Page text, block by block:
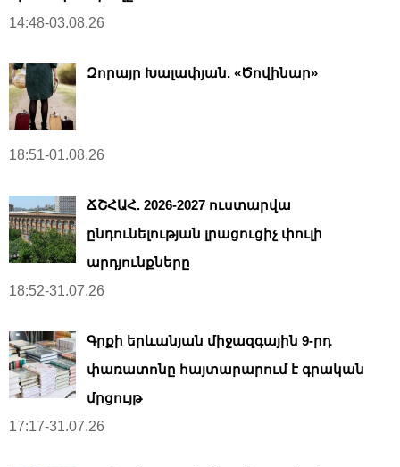
14:48-03.08.26
Զորայր Խալափյան. «Ծովինար»
18:51-01.08.26
ՃՇՀԱՀ. 2026-2027 ուստարվա
ընդունելության լրացուցիչ փուլի
արդյունքները
18:52-31.07.26
Գրքի երևանյան միջազգային 9-րդ
փառատոնը հայտարարում է գրական
մրցույթ
17:17-31.07.26